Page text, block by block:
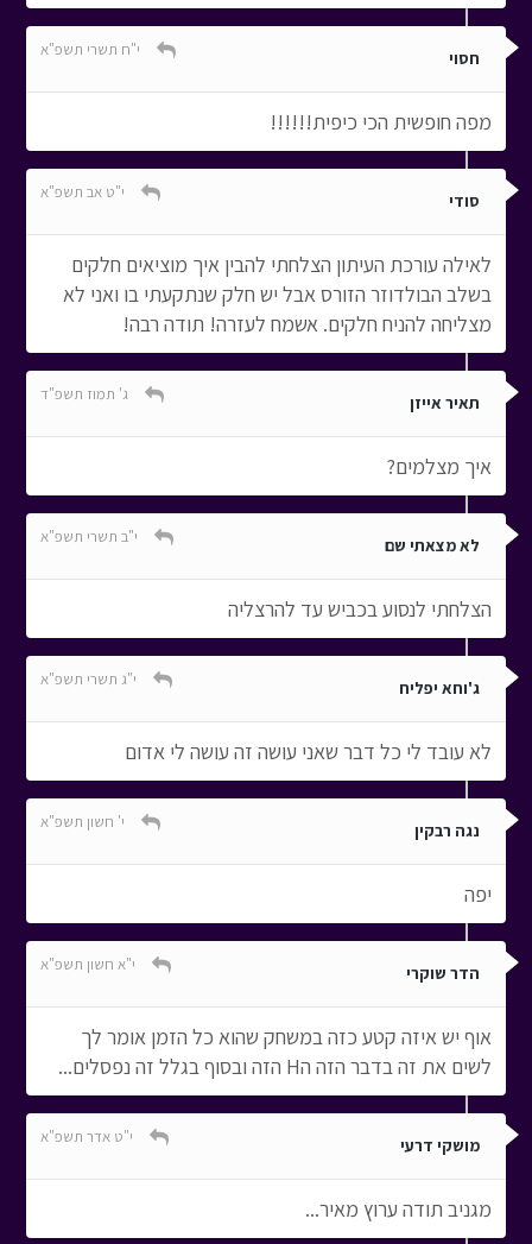
חסוי י"ח תשרי תשפ"א
מפה חופשית הכי כיפית!!!!!!
סודי י"ט אב תשפ"א
לאילה עורכת העיתון הצלחתי להבין איך מוציאים חלקים
בשלב הבולדוזר הזורס אבל יש חלק שנתקעתי בו ואני לא
מצליחה להניח חלקים. אשמח לעזרה! תודה רבה!
תאיר אייזן ג' תמוז תשפ"ד
איך מצלמים?
לא מצאתי שם י"ב תשרי תשפ"א
הצלחתי לנסוע בכביש עד להרצליה
ג'וחא יפליח י"ג תשרי תשפ"א
לא עובד לי כל דבר שאני עושה זה עושה לי אדום
נגה רבקין י' חשון תשפ"א
יפה
הדר שוקרי י"א חשון תשפ"א
אוף יש איזה קטע כזה במשחק שהוא כל הזמן אומר לך
לשים את זה בדבר הזה הH הזה ובסוף בגלל זה נפסלים...
מושקי דרעי י"ט אדר תשפ"א
מגניב תודה ערוץ מאיר...